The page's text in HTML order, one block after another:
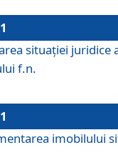
situației juridice
f.n.
imobilului